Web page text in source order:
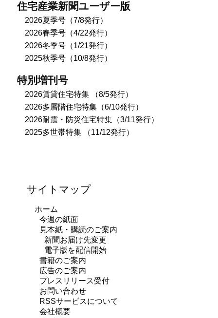
住宅産業新聞ユーザー版
2026夏季号（7/8発行）
2026春季号（4/22発行）
2026冬季号（1/21発行）
2025秋季号（10/8発行）
特別増刊号
2026賃貸住宅特集 （8/5発行）
2026多層階住宅特集（6/10発行）
2026耐震・防災住宅特集（3/11発行）
2025多世帯特集 （11/12発行）
サイトマップ
ホーム
今週の紙面
見本紙・購読のご案内
新聞お届け先変更
電子版を配信開始
書籍のご案内
広告のご案内
プレスリリース受付
お問い合わせ
RSSサービスについて
会社概要